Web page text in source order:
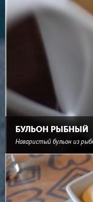
БУЛЬОН РЫБНЫЙ
Наваристый бульон из